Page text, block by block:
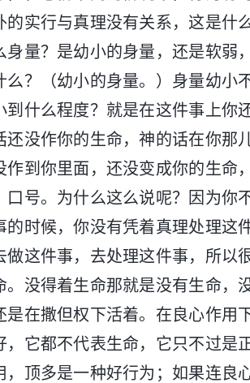
的实行与真理没有关系，这是什
身量？是幼小的身量，还是软弱
么？（幼小的身量。）身量幼小
到什么程度？就是在这件事上你
还没作你的生命，神的话在你那
作到你里面，还没变成你的生命
口号。为什么这么说呢？因为你
的时候，你没有凭着真理处理这
做这件事，去处理这件事，所以
。没得着生命那就是没有生命，
是在撒但权下活着。在良心作用
，它都不代表生命，它只不过是
，顶多是一种好行为；如果连良